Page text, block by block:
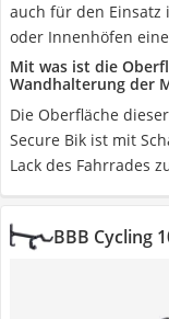
auch für den Einsatz
oder Innenhöfen
Mit was ist die
Wandhalterung der
Die Oberfläche
Secure Bik ist mit
Lack des Fahrrades
BBB Cycling